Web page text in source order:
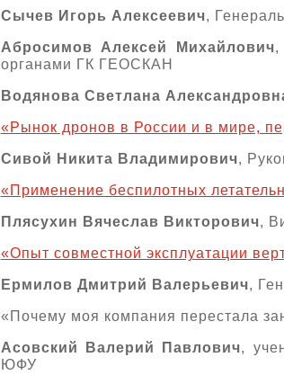
Сычев Игорь Алексеевич,
Абросимов Алексей Михайлович,
органами ГК ГЕОСКАН
Водянова Светлана
«Рынок дронов в России и в мире,
Сивой Никита Владимирович,
«Применение беспилотных
Плясухин Вячеслав Викторович,
«Опыт совместной эксплуатации
Ермилов Дмитрий Валерьевич,
«Почему моя компания перестала
Асовский Валерий Павлович,
ЮФУ